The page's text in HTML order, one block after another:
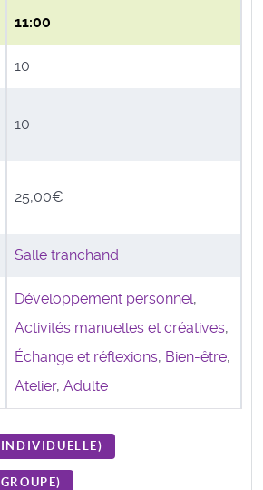
11:00
10
10
25,00€
Salle tranchand
Développement personnel,
Activités manuelles et créatives,
Échange et réflexions, Bien-être,
Atelier, Adulte
INDIVIDUELLE)
GROUPE)